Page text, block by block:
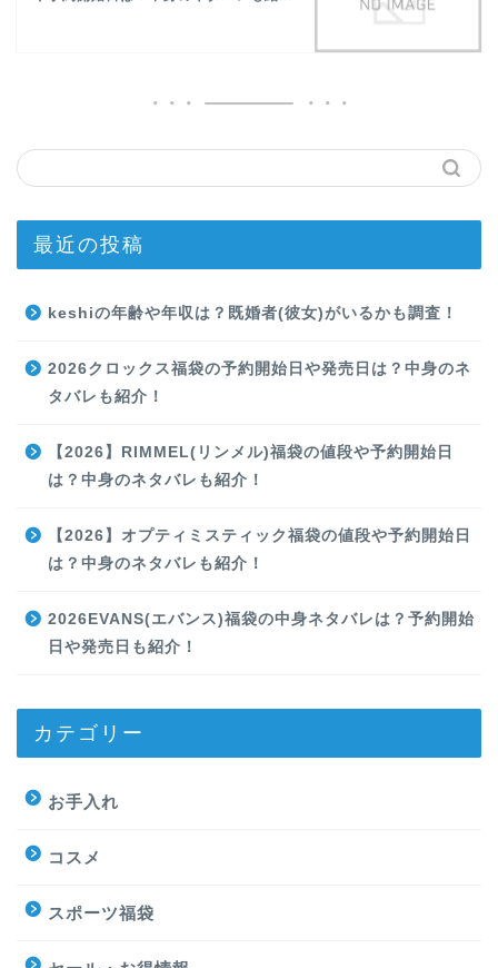
最近の投稿
keshiの年齢や年収は？既婚者(彼女)がいるかも調査！
2026クロックス福袋の予約開始日や発売日は？中身のネ
タバレも紹介！
【2026】RIMMEL(リンメル)福袋の値段や予約開始日
は？中身のネタバレも紹介！
【2026】オプティミスティック福袋の値段や予約開始日
は？中身のネタバレも紹介！
2026EVANS(エバンス)福袋の中身ネタバレは？予約開始
日や発売日も紹介！
カテゴリー
お手入れ
コスメ
スポーツ福袋